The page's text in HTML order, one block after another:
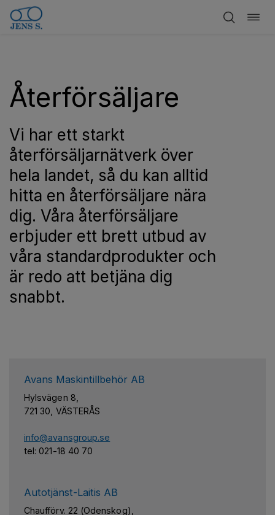
Hoppa
Återförsäljare
Vi har ett starkt
återförsäljarnätverk över
hela landet, så du kan alltid
hitta en återförsäljare nära
dig. Våra återförsäljare
erbjuder ett brett utbud av
våra standardprodukter och
är redo att betjäna dig
snabbt.
Avans Maskintillbehör AB
Hylsvägen 8,
721 30, VÄSTERÅS
info@avansgroup.se
tel: 021-18 40 70
Autotjänst-Laitis AB
Chaufförv. 22 (Odenskog),